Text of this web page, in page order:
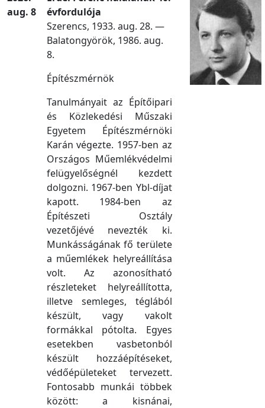
aug. 8
évfordulója
Szerencs, 1933. aug. 28. —
Balatongyörök, 1986. aug.
8.
Építészmérnök
Tanulmányait az Építőipari
és Közlekedési Műszaki
Egyetem Építészmérnöki
Karán végezte. 1957-ben az
Országos Műemlékvédelmi
felügyelőségnél kezdett
dolgozni. 1967-ben Ybl-díjat
kapott. 1984-ben az
Építészeti Osztály
vezetőjévé nevezték ki.
Munkásságának fő területe
a műemlékek helyreállítása
volt. Az azonosítható
részleteket helyreállította,
illetve semleges, téglából
készült, vagy vakolt
formákkal pótolta. Egyes
esetekben vasbetonból
készült hozzáépítéseket,
védőépületeket tervezett.
Fontosabb munkái többek
között: a kisnánai,